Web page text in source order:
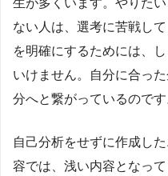
ない人は、選考に苦戦し
を明確にするためには、
いけません。自分に合っ
分へと繋がっているのです
自己分析をせずに作成し
容では、浅い内容となっ